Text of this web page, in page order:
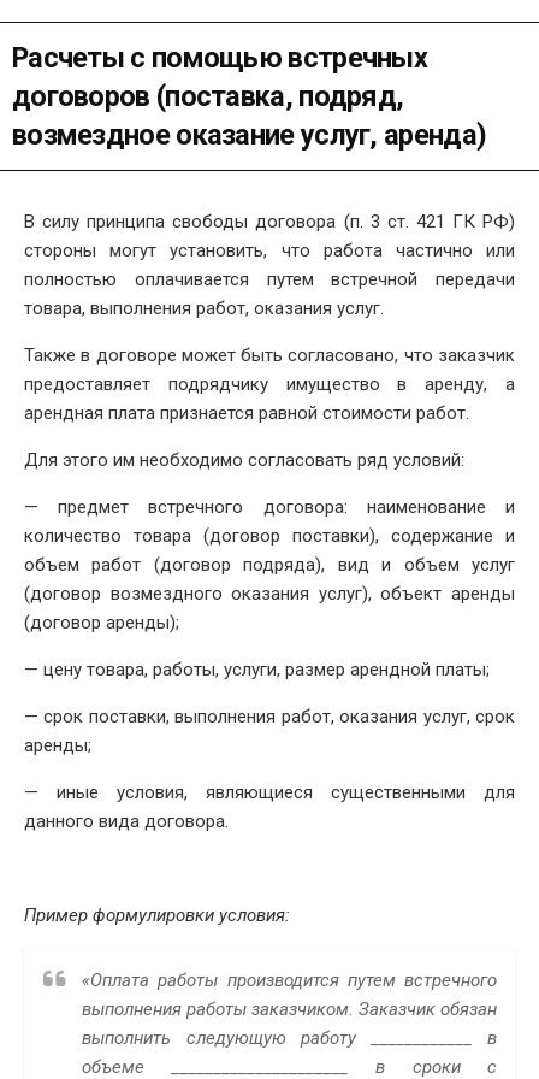
Расчеты с помощью встречных
договоров (поставка, подряд,
возмездное оказание услуг, аренда)
В силу принципа свободы договора (п. 3 ст. 421 ГК РФ)
стороны могут установить, что работа частично или
полностью оплачивается путем встречной передачи
товара, выполнения работ, оказания услуг.
Также в договоре может быть согласовано, что заказчик
предоставляет подрядчику имущество в аренду, а
арендная плата признается равной стоимости работ.
Для этого им необходимо согласовать ряд условий:
— предмет встречного договора: наименование и
количество товара (договор поставки), содержание и
объем работ (договор подряда), вид и объем услуг
(договор возмездного оказания услуг), объект аренды
(договор аренды);
— цену товара, работы, услуги, размер арендной платы;
— срок поставки, выполнения работ, оказания услуг, срок
аренды;
— иные условия, являющиеся существенными для
данного вида договора.
Пример формулировки условия:
«Оплата работы производится путем встречного
выполнения работы заказчиком. Заказчик обязан
выполнить следующую работу ____________ в
объеме _____________________ в сроки с